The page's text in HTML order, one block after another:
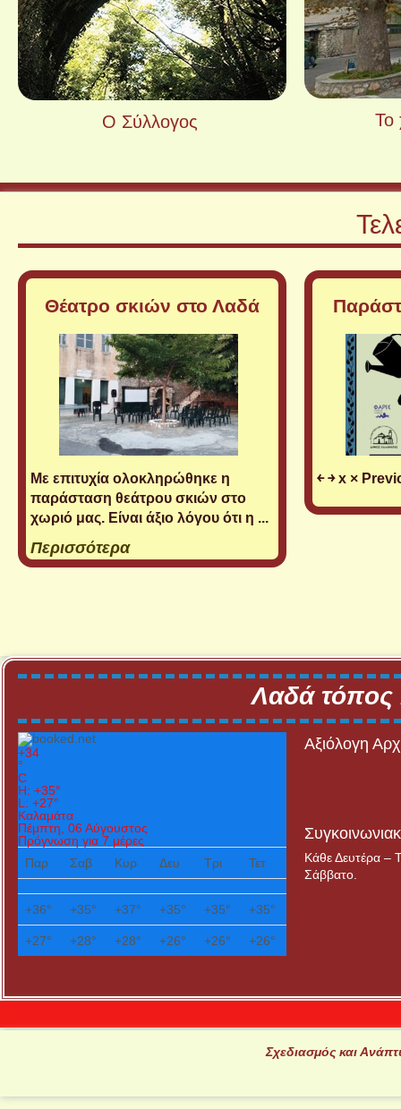
Ο Σύλλογος Το
Θέατρο σκιών στο Λαδά
Με επιτυχία ολοκληρώθηκε η
παράσταση θεάτρου σκιών στο
χωριό μας. Είναι άξιο λόγου ότι η ...
Περισσότερα
￩ ￫ x ×
Λαδά τόπος
+34
°
C
H: +35°
L: +27°
Καλαμάτα
Πέμπτη, 06 Αύγουστος
Πρόγνωση για 7 μέρες
Παρ
Σαβ Κυρ Δευ Τρι Τετ
+36° +35° +37° +35° +35° +35°
+27° +28° +28° +26° +26° +26°
Αξιόλογη
Κάθε Δευτέρα –
Σάββατο.
Σχεδιασμός και